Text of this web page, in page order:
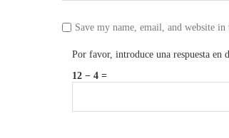
Save my name, email, and website
Por favor, introduce una respuesta en
12 − 4 =